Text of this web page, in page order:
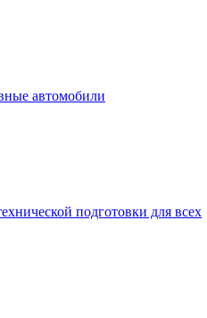
автомобили
подготовки для всех